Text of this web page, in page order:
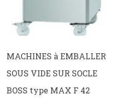
MACHINES à EMBALLER
SOUS VIDE SUR SOCLE
BOSS type MAX F 42